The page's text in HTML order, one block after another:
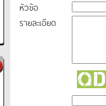
หัวข้อ
รายละเอียด